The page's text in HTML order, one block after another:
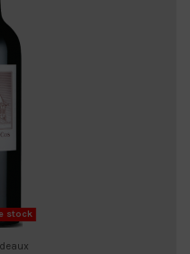
stock